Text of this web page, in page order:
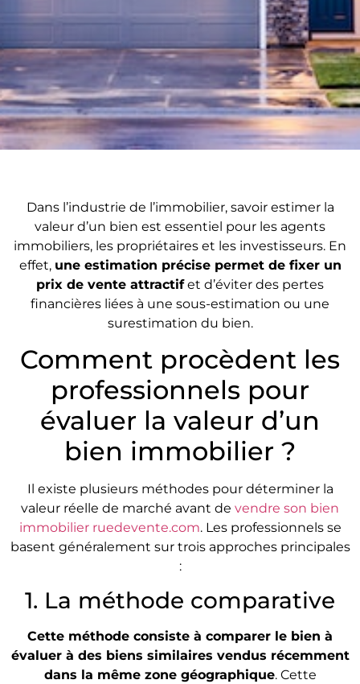
Dans l’industrie de l’immobilier, savoir estimer la
valeur d’un bien est essentiel pour les agents
immobiliers, les propriétaires et les investisseurs. En
effet, une estimation précise permet de fixer un
prix de vente attractifet d’éviter des pertes
financières liées à une sous-estimation ou une
surestimation du bien.
Comment procèdent les
professionnels pour
évaluer la valeur d’un
bien immobilier ?
Il existe plusieurs méthodes pour déterminer la
valeur réelle de marché avant de vendre son bien
immobilier ruedevente.com. Les professionnels se
basent généralement sur trois approches principales
:
1. La méthode comparative
Cette méthode consiste à comparer le bien à
évaluer à des biens similaires vendus récemment
dans la même zone géographique. Cette